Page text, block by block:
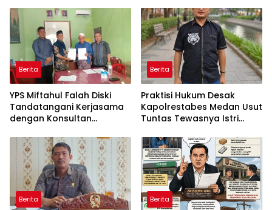
Berita
YPS Miftahul Falah Diski
Tandatangani Kerjasama
dengan Konsultan
Indonesia
Berita
Praktisi Hukum Desak
Kapolrestabes Medan Usut
Tuntas Tewasnya Istri
Berita Berita